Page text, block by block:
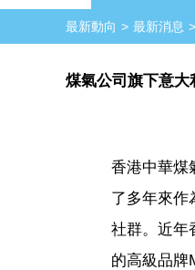
最新動向 最新消息
煤氣公司旗下意
香港中華煤
了多年來作
社群。近年
的高級品牌